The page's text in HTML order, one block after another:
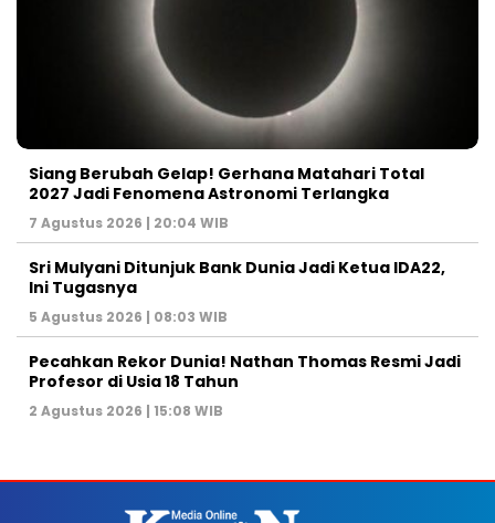
Siang Berubah Gelap! Gerhana Matahari Total
2027 Jadi Fenomena Astronomi Terlangka
7 Agustus 2026 | 20:04 WIB
Sri Mulyani Ditunjuk Bank Dunia Jadi Ketua IDA22,
Ini Tugasnya
5 Agustus 2026 | 08:03 WIB
Pecahkan Rekor Dunia! Nathan Thomas Resmi Jadi
Profesor di Usia 18 Tahun
2 Agustus 2026 | 15:08 WIB